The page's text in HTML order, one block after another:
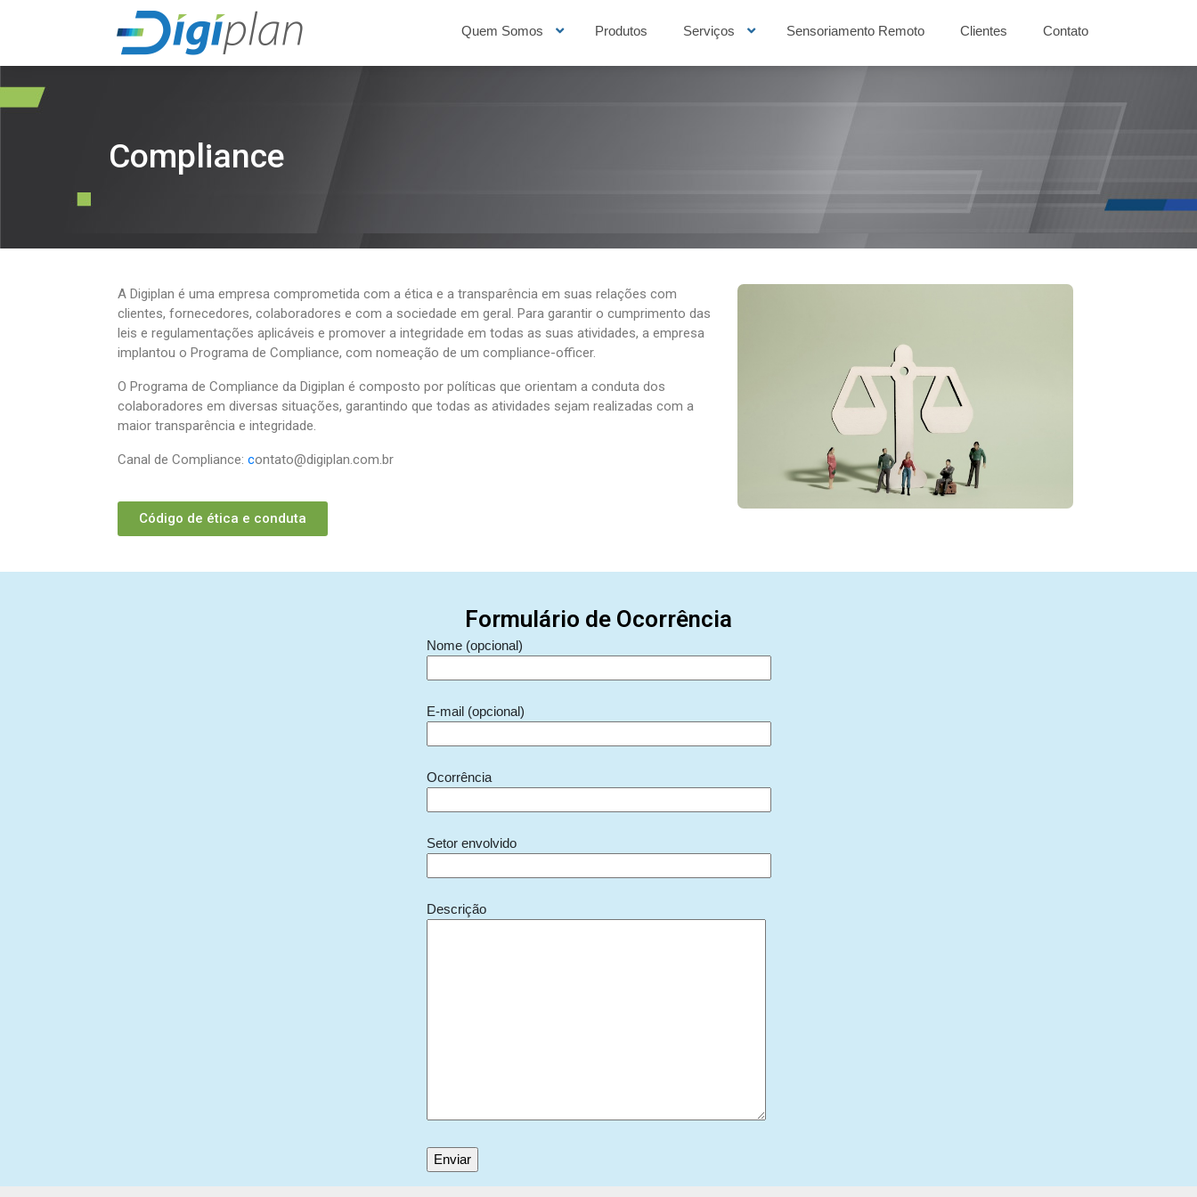
Quem Somos Produtos Serviços Sensoriamento Remoto Clientes Contato
Compliance
A Digiplan é uma empresa comprometida com a ética e a transparência em suas relações com
clientes, fornecedores, colaboradores e com a sociedade em geral. Para garantir o cumprimento das
leis e regulamentações aplicáveis e promover a integridade em todas as suas atividades, a empresa
implantou o Programa de Compliance, com nomeação de um compliance-officer.
O Programa de Compliance da Digiplan é composto por políticas que orientam a conduta dos
colaboradores em diversas situações, garantindo que todas as atividades sejam realizadas com a
maior transparência e integridade.
Canal de Compliance: contato@digiplan.com.br
Código de ética e conduta
Formulário de Ocorrência
Nome (opcional)
E-mail (opcional)
Ocorrência
Setor envolvido
Descrição